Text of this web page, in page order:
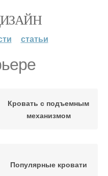
статьи
Кровать с подъемным
механизмом
Популярные кровати